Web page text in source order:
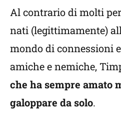
Al contrario di molti
nati (legittimamente)
mondo di connessioni
amiche e nemiche,
che ha sempre amato
galoppare da solo.